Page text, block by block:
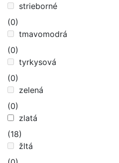
strieborné
(0)
tmavomodrá
(0)
tyrkysová
(0)
zelená
(0)
zlatá
(18)
žltá